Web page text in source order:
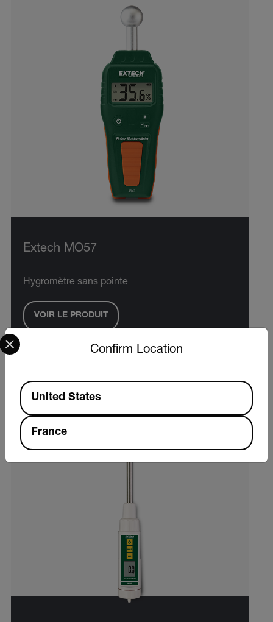
Extech MO57
Hygromètre sans pointe
VOIR LE PRODUIT
Confirm Location
Select your preferred country and language from the
Available Locations
United States
France